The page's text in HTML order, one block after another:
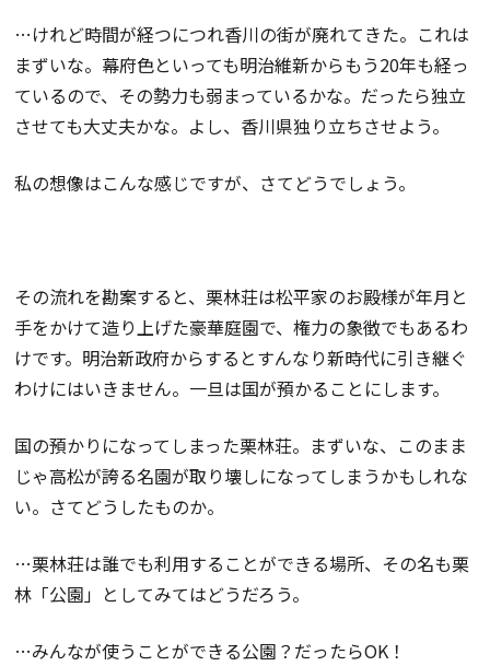
…けれど時間が経つにつれ香川の街が廃れてきた。これは
まずいな。幕府色といっても明治維新からもう20年も経っ
ているので、その勢力も弱まっているかな。だったら独立
させても大丈夫かな。よし、香川県独り立ちさせよう。
私の想像はこんな感じですが、さてどうでしょう。
その流れを勘案すると、栗林荘は松平家のお殿様が年月と
手をかけて造り上げた豪華庭園で、権力の象徴でもあるわ
けです。明治新政府からするとすんなり新時代に引き継ぐ
わけにはいきません。一旦は国が預かることにします。
国の預かりになってしまった栗林荘。まずいな、このまま
じゃ高松が誇る名園が取り壊しになってしまうかもしれな
い。さてどうしたものか。
…栗林荘は誰でも利用することができる場所、その名も栗
林「公園」としてみてはどうだろう。
…みんなが使うことができる公園？だったらOK！